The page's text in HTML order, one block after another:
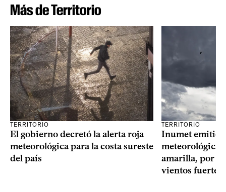
Más de Territorio
TERRITORIO
El gobierno decretó la alerta roja
meteorológica para la costa sureste
del país
TERRITORIO
Inumet emitió
meteorológica,
amarilla, por
vientos fuertes